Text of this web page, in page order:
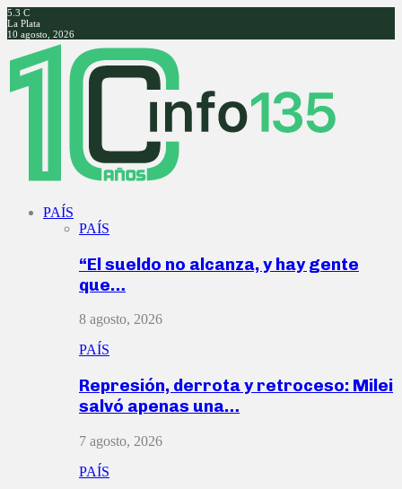
5.3 C
La Plata
10 agosto, 2026
Facebook
Twitter
Instagram
Youtube
PAÍS
PAÍS
“El sueldo no alcanza, y hay gente
que…
8 agosto, 2026
PAÍS
Represión, derrota y retroceso: Milei
salvó apenas una…
7 agosto, 2026
PAÍS